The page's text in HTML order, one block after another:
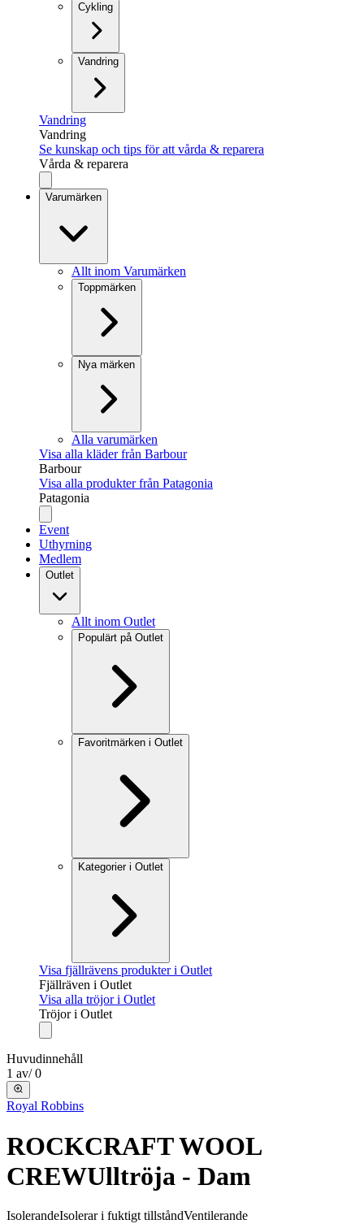
Cykling
Vandring
Vandring
Vandring
Se kunskap och tips för att vårda & reparera
Vårda & reparera
Varumärken
Allt inom Varumärken
Toppmärken
Nya märken
Alla varumärken
Visa alla kläder från Barbour
Barbour
Visa alla produkter från Patagonia
Patagonia
Event
Uthyrning
Medlem
Outlet
Allt inom Outlet
Populärt på Outlet
Favoritmärken i Outlet
Kategorier i Outlet
Visa fjällrävens produkter i Outlet
Fjällräven i Outlet
Visa alla tröjor i Outlet
Tröjor i Outlet
Huvudinnehåll
1 av/ 0
Royal Robbins
ROCKCRAFT WOOL
CREWUlltröja - Dam
IsolerandeIsolerar i fuktigt tillståndVentilerande